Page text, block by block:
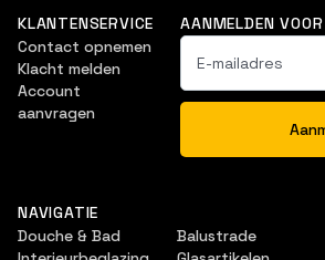
KLANTENSERVICE
Contact opnemen
Klacht melden
Account
aanvragen
AANMELDEN
NAVIGATIE
Douche & Bad
Balustrade